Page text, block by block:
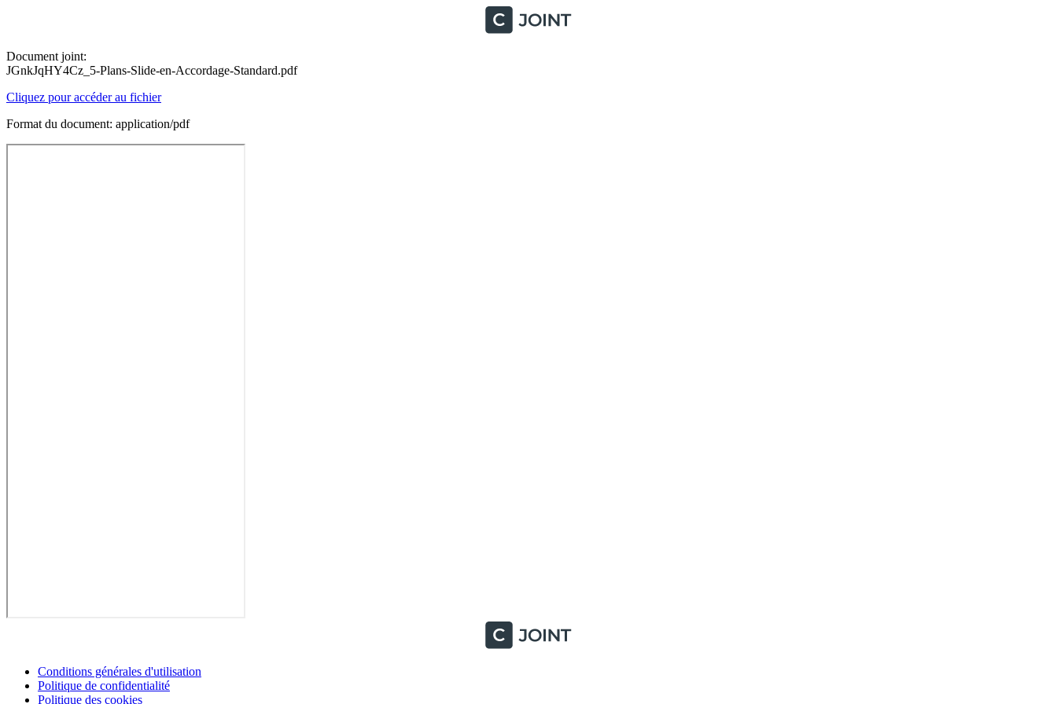
Document joint:
JGnkJqHY4Cz_5-Plans-Slide-en-Accordage-Standard.pdf
Cliquez pour accéder au fichier
Format du document: application/pdf
Conditions générales d'utilisation
Politique de confidentialité
Politique des cookies